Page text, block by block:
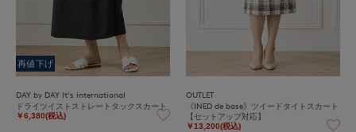
再値下げ
DAY by DAY It's international
ドライツイストストレートタックスカート
￥6,380(税込)
OUTLET
《INED de base》ツイードタイトスカート
【セットアップ対応】
￥13,200(税込)